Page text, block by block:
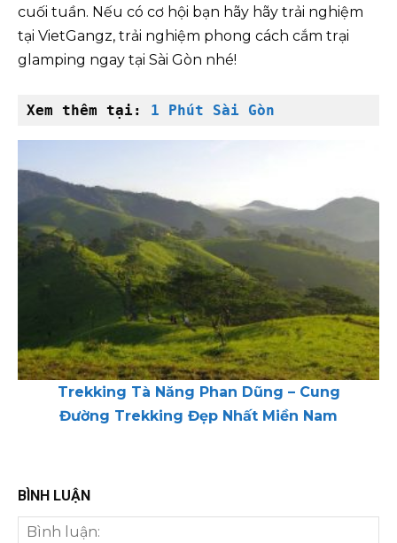
cuối tuần. Nếu có cơ hội bạn hãy hãy trải nghiệm
tại VietGangz, trải nghiệm phong cách cắm trại
glamping ngay tại Sài Gòn nhé!
Xem thêm tại: 1 Phút Sài Gòn
Trekking Tà Năng Phan Dũng – Cung
Đường Trekking Đẹp Nhất Miền Nam
BÌNH LUẬN